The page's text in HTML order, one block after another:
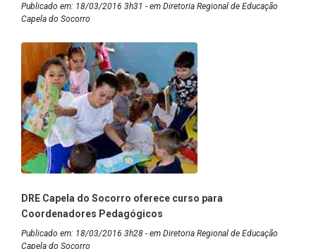
Publicado em: 18/03/2016 3h31 - em Diretoria Regional de Educação
Capela do Socorro
DRE Capela do Socorro oferece curso para
Coordenadores Pedagógicos
Publicado em: 18/03/2016 3h28 - em Diretoria Regional de Educação
Capela do Socorro